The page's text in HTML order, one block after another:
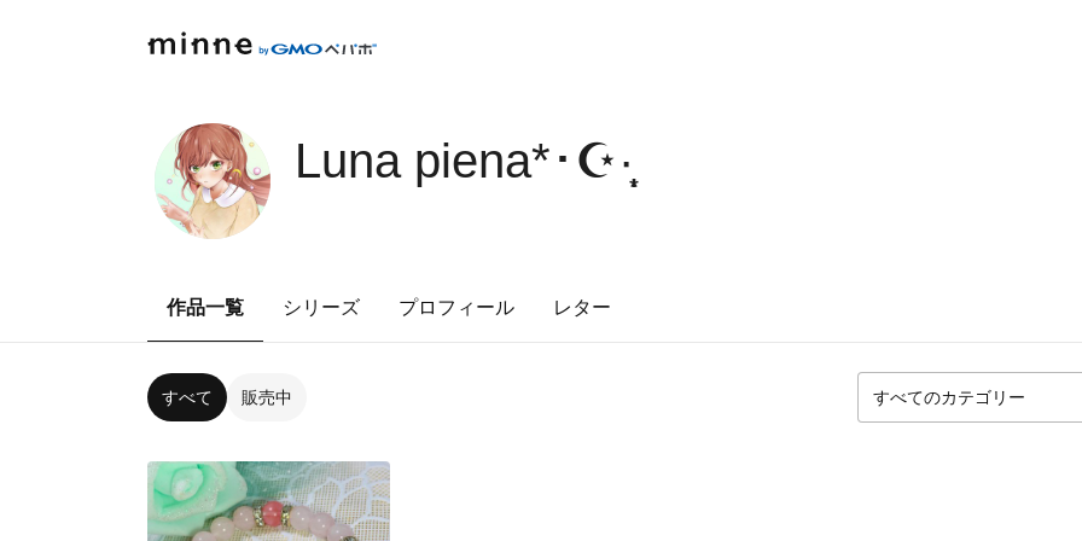
Luna piena*･☪︎·̩͙
作品一覧 シリーズ プロフィール レター
すべて 販売中